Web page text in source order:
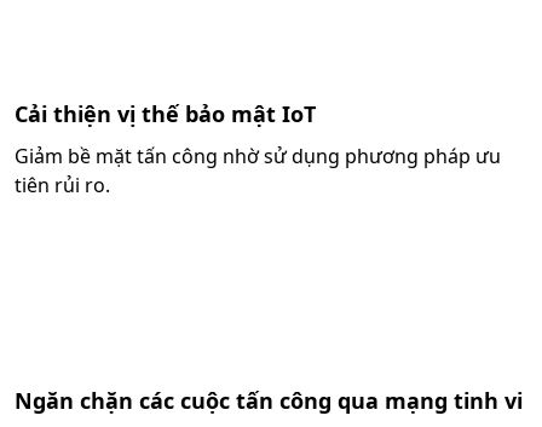
Cải thiện vị thế bảo mật IoT
Giảm bề mặt tấn công nhờ sử dụng phương pháp ưu
tiên rủi ro.
Ngăn chặn các cuộc tấn công qua mạng tinh vi